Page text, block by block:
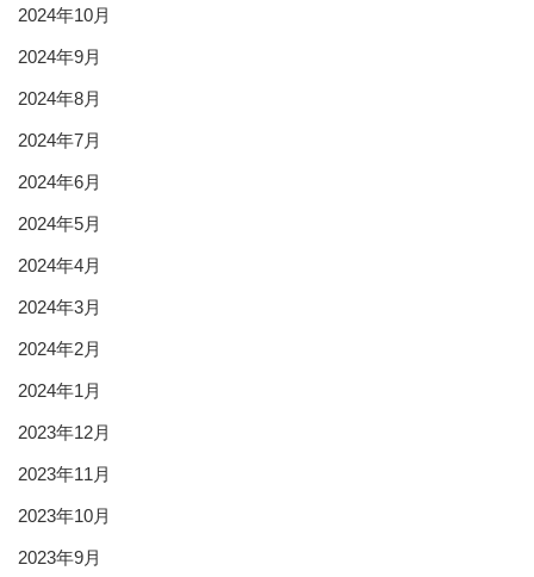
2024年10月
2024年9月
2024年8月
2024年7月
2024年6月
2024年5月
2024年4月
2024年3月
2024年2月
2024年1月
2023年12月
2023年11月
2023年10月
2023年9月